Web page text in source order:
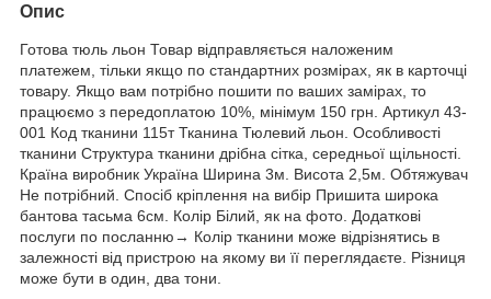
Опис
Готова тюль льон Товар відправляється наложеним
платежем, тільки якщо по стандартних розмірах, як в карточці
товару. Якщо вам потрібно пошити по ваших замірах, то
працюємо з передоплатою 10%, мінімум 150 грн. Артикул 43-
001 Код тканини 115т Тканина Тюлевий льон. Особливості
тканини Структура тканини дрібна сітка, середньої щільності.
Країна виробник Україна Ширина 3м. Висота 2,5м. Обтяжувач
Не потрібний. Спосіб кріплення на вибір Пришита широка
бантова тасьма 6см. Колір Білий, як на фото. Додаткові
послуги по посланню→ Колір тканини може відрізнятись в
залежності від пристрою на якому ви її переглядаєте. Різниця
може бути в один, два тони.